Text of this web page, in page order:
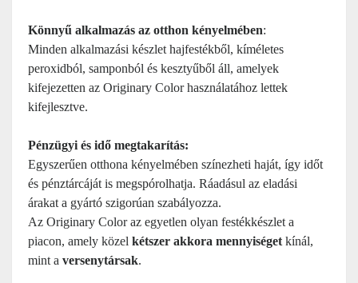
Könnyű alkalmazás az otthon kényelmében:
Minden alkalmazási készlet hajfestékből, kíméletes
peroxidból, samponból és kesztyűből áll, amelyek
kifejezetten az Originary Color használatához lettek
kifejlesztve.
Pénzügyi és idő megtakarítás:
Egyszerűen otthona kényelmében színezheti haját, így időt
és pénztárcáját is megspórolhatja. Ráadásul az eladási
árakat a gyártó szigorúan szabályozza.
Az Originary Color az egyetlen olyan festékkészlet a
piacon, amely közel kétszer akkora mennyiséget kínál,
mint a versenytársak.